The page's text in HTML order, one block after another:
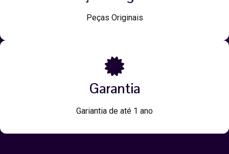
Peças Originais
Garantia
Gariantia de até 1 ano